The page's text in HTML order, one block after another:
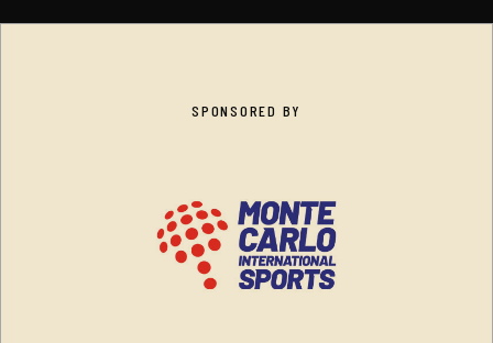
SPONSORED BY